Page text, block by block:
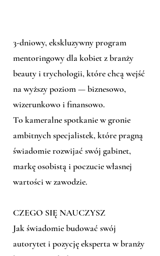
3-dniowy, ekskluzywny program
mentoringowy dla kobiet z branży
beauty i trychologii, które chcą wejść
na wyższy poziom — biznesowo,
wizerunkowo i finansowo.
To kameralne spotkanie w gronie
ambitnych specjalistek, które pragną
świadomie rozwijać swój gabinet,
markę osobistą i poczucie własnej
wartości w zawodzie.
CZEGO SIĘ NAUCZYSZ
Jak świadomie budować swój
autorytet i pozycję eksperta w branży